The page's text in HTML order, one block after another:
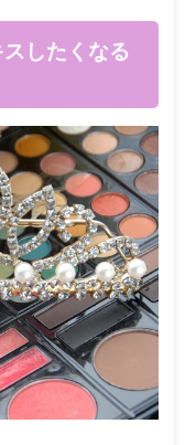
したくなる